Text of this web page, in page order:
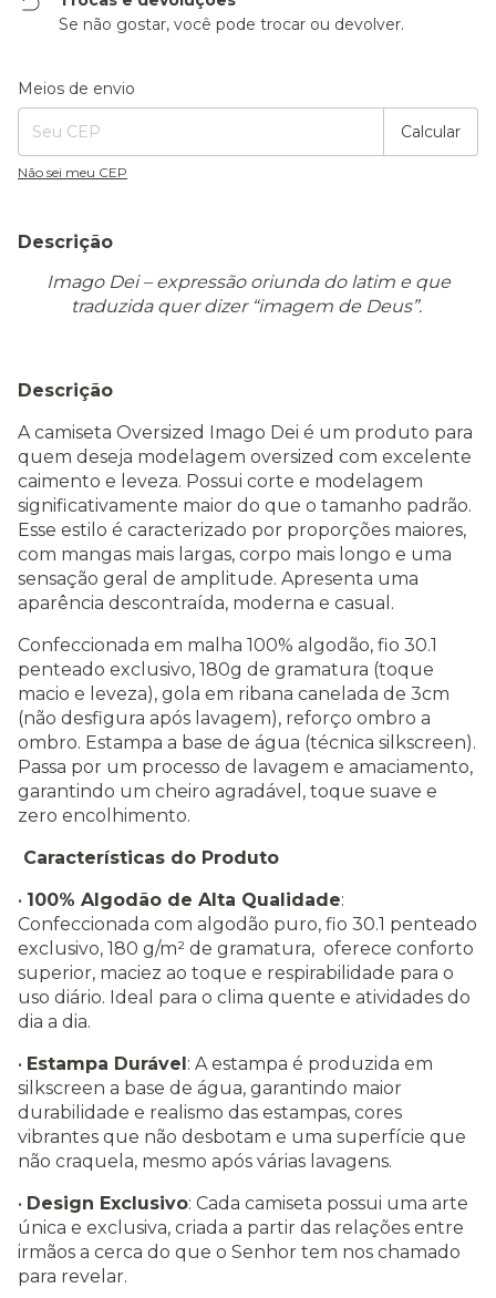
Se não gostar, você pode trocar ou devolver.
Entregas para o CEP:
Meios de envio
Calcular
Não sei meu CEP
Descrição
Imago Dei – expressão oriunda do latim e que
traduzida quer dizer “imagem de Deus”.
Descrição
A camiseta Oversized Imago Dei é um produto para
quem deseja modelagem oversized com excelente
caimento e leveza. Possui corte e modelagem
significativamente maior do que o tamanho padrão.
Esse estilo é caracterizado por proporções maiores,
com mangas mais largas, corpo mais longo e uma
sensação geral de amplitude. Apresenta uma
aparência descontraída, moderna e casual.
Confeccionada em malha 100% algodão, fio 30.1
penteado exclusivo, 180g de gramatura (toque
macio e leveza), gola em ribana canelada de 3cm
(não desfigura após lavagem), reforço ombro a
ombro. Estampa a base de água (técnica silkscreen).
Passa por um processo de lavagem e amaciamento,
garantindo um cheiro agradável, toque suave e
zero encolhimento.
Características do Produto
• 100% Algodão de Alta Qualidade:
Confeccionada com algodão puro, fio 30.1 penteado
exclusivo, 180 g/m² de gramatura, oferece conforto
superior, maciez ao toque e respirabilidade para o
uso diário. Ideal para o clima quente e atividades do
dia a dia.
• Estampa Durável: A estampa é produzida em
silkscreen a base de água, garantindo maior
durabilidade e realismo das estampas, cores
vibrantes que não desbotam e uma superfície que
não craquela, mesmo após várias lavagens.
• Design Exclusivo: Cada camiseta possui uma arte
única e exclusiva, criada a partir das relações entre
irmãos a cerca do que o Senhor tem nos chamado
para revelar.